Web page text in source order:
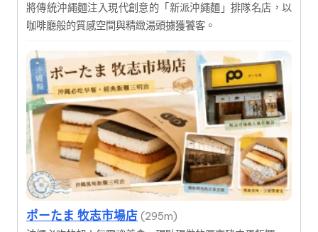
將傳統沖繩麵注入現代創意的「新派沖繩麵」排隊名店，以
咖啡廳般的質感空間與精緻湯頭擄獲饕客。
ポーたま 牧志市場店 (295m)